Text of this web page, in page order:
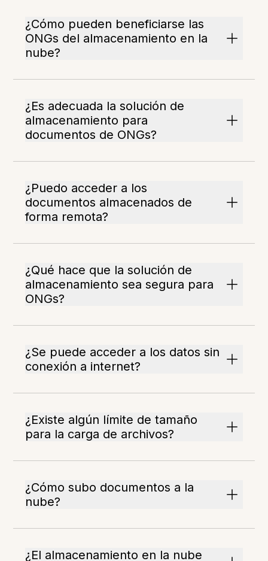
¿Cómo pueden beneficiarse las
ONGs del almacenamiento en la
nube?
¿Es adecuada la solución de
almacenamiento para
documentos de ONGs?
¿Puedo acceder a los
documentos almacenados de
forma remota?
¿Qué hace que la solución de
almacenamiento sea segura para
ONGs?
¿Se puede acceder a los datos sin
conexión a internet?
¿Existe algún límite de tamaño
para la carga de archivos?
¿Cómo subo documentos a la
nube?
¿El almacenamiento en la nube